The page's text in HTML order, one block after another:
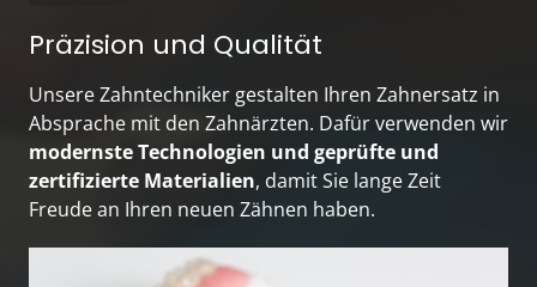
Präzision und Qualität
Unsere Zahntechniker gestalten Ihren Zahnersatz in
modernste Technologien und geprüfte und
zertifizierte Materialien, damit Sie lange Zeit
Freude an Ihren neuen Zähnen haben.